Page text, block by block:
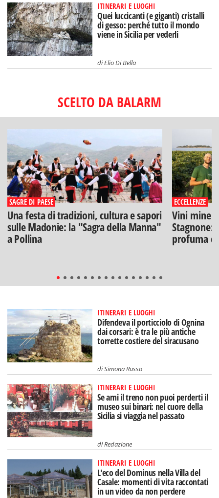
ITINERARI E LUOGHI
Quei luccicanti (e giganti) cristalli
di gesso: perché tutto il mondo
viene in Sicilia per vederli
diElio Di Bella
SCELTO DA BALARM
SAGRE DI PAESE
Una festa di tradizioni, cultura e sapori
sulle Madonie: la "Sagra della Manna"
a Pollina
ECCELLENZE
Vini
Stagnone:
profuma
ITINERARI E LUOGHI
Difendeva il porticciolo di Ognina
dai corsari: è tra le più antiche
torrette costiere del siracusano
diSimona Russo
ITINERARI E LUOGHI
Se ami il treno non puoi perderti il
museo sui binari: nel cuore della
Sicilia si viaggia nel passato
diRedazione
ITINERARI E LUOGHI
L'eco del Dominus nella Villa del
Casale: momenti di vita raccontati
in un video da non perdere